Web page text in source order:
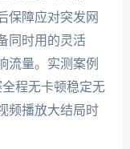
保障应对突发网
同时用的灵活
流量。实测案例
程无卡顿稳定无
频播放大结局时